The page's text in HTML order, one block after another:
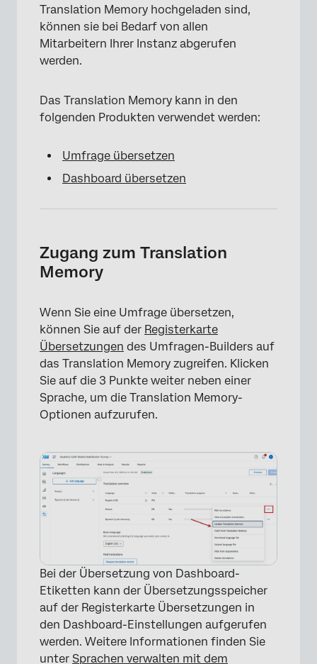
Translation Memory hochgeladen sind,
können sie bei Bedarf von allen
Mitarbeitern Ihrer Instanz abgerufen
werden.
Das Translation Memory kann in den
folgenden Produkten verwendet werden:
Umfrage übersetzen
Dashboard übersetzen
Zugang zum Translation
Memory
Wenn Sie eine Umfrage übersetzen,
können Sie auf der Registerkarte
Übersetzungen des Umfragen-Builders auf
das Translation Memory zugreifen. Klicken
Sie auf die 3 Punkte weiter neben einer
Sprache, um die Translation Memory-
Optionen aufzurufen.
Bei der Übersetzung von Dashboard-
Etiketten kann der Übersetzungsspeicher
auf der Registerkarte Übersetzungen in
den Dashboard-Einstellungen aufgerufen
werden. Weitere Informationen finden Sie
unter Sprachen verwalten mit dem